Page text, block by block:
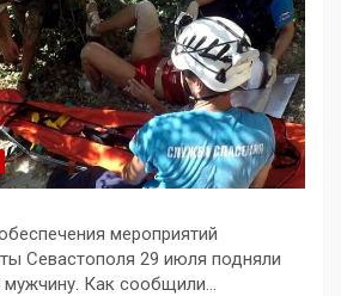
мероприятий
Севастополя 29 июля подняли
Как сообщили…